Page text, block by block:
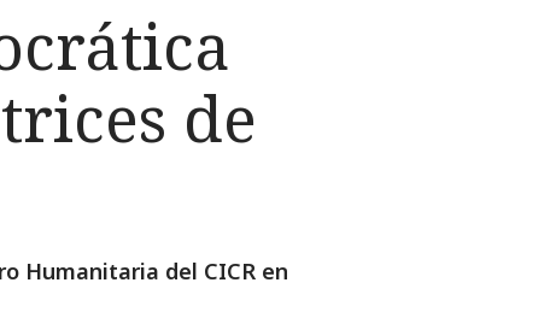
de
Humanitaria del CICR en